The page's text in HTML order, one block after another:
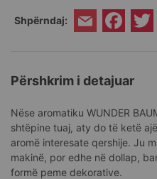
Shpërndaj: Email
Përshkrim i detajuar
Nëse aromatiku WUNDER
shtëpine tuaj, aty do të ketë
aromë interesate qershije. Ju
makinë, por edhe në dollap,
formë peme dekorative.